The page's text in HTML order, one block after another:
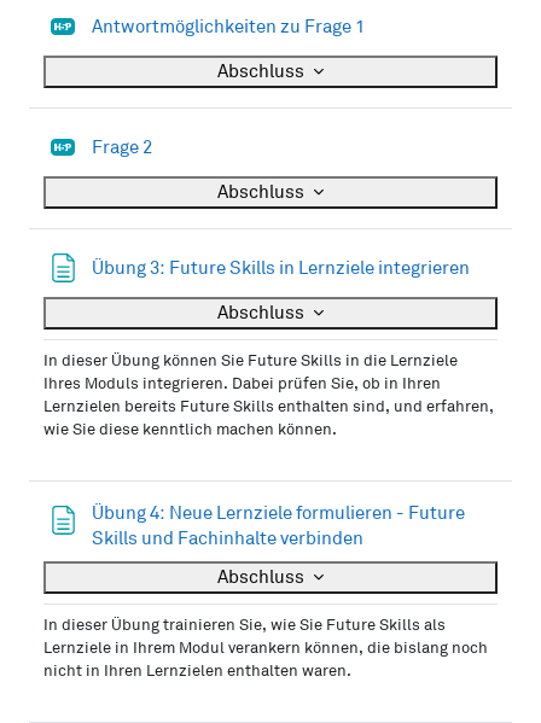
Antwortmöglichkeiten zu Frage 1
Abschluss
Frage 2H5P
Abschluss
Übung 3: Future Skills in Lernziele integrieren
Abschluss
In dieser Übung können Sie Future Skills in die Lernziele
Ihres Moduls integrieren. Dabei prüfen Sie, ob in Ihren
Lernzielen bereits Future Skills enthalten sind, und erfahren,
wie Sie diese kenntlich machen können.
Übung 4: Neue Lernziele formulieren - Future
Skills und Fachinhalte verbinden
Abschluss
In dieser Übung trainieren Sie, wie Sie Future Skills als
Lernziele in Ihrem Modul verankern können, die bislang noch
nicht in Ihren Lernzielen enthalten waren.